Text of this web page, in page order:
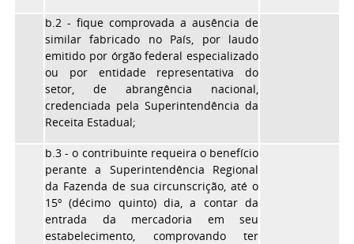
b.2 - fique comprovada a ausência de
similar fabricado no País, por laudo
emitido por órgão federal especializado
ou por entidade representativa do
setor, de abrangência nacional,
credenciada pela Superintendência da
Receita Estadual;
b.3 - o contribuinte requeira o benefício
perante a Superintendência Regional
da Fazenda de sua circunscrição, até o
15º (décimo quinto) dia, a contar da
entrada da mercadoria em seu
estabelecimento, comprovando ter